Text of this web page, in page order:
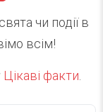
чи події в
всім!
Цікаві факти.